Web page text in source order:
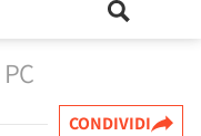
PC
CONDIVIDI